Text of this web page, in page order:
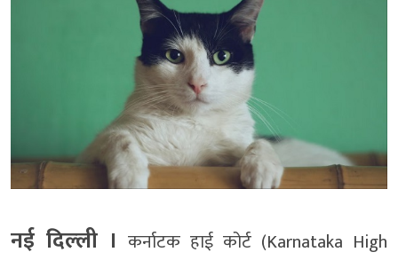
नई दिल्‍ली । कर्नाटक हाई कोर्ट (Karnataka High